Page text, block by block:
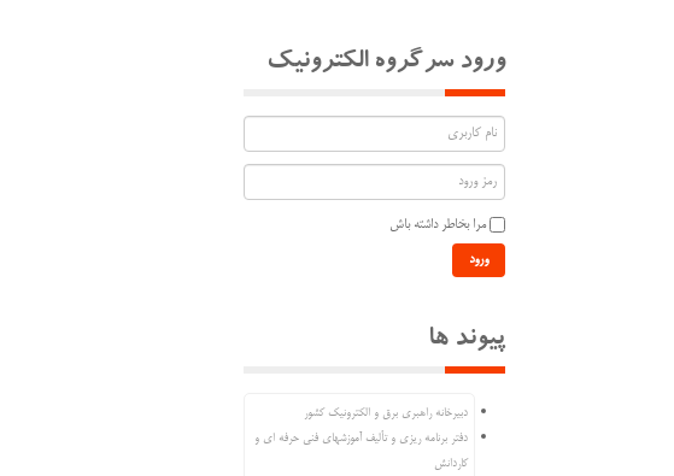
ورود سرگروه الکترونیک
مرا بخاطر داشته باش
ورود
پیوند ها
دبیرخانه راهبری برق و الکترونیک کشور
دفتر برنامه ریزی و تألیف آموزشهای فنی حرفه ای و
کاردانش